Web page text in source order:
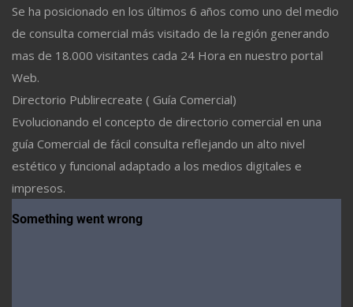
Se ha posicionado en los últimos 6 años como uno del medio
de consulta comercial más visitado de la región generando
mas de 18.000 visitantes cada 24 Hora en nuestro portal
Web.
Directorio Publirecreate ( Guía Comercial)
Evolucionando el concepto de directorio comercial en una
guía Comercial de fácil consulta reflejando un alto nivel
estético y funcional adaptado a los medios digitales e
impresos.